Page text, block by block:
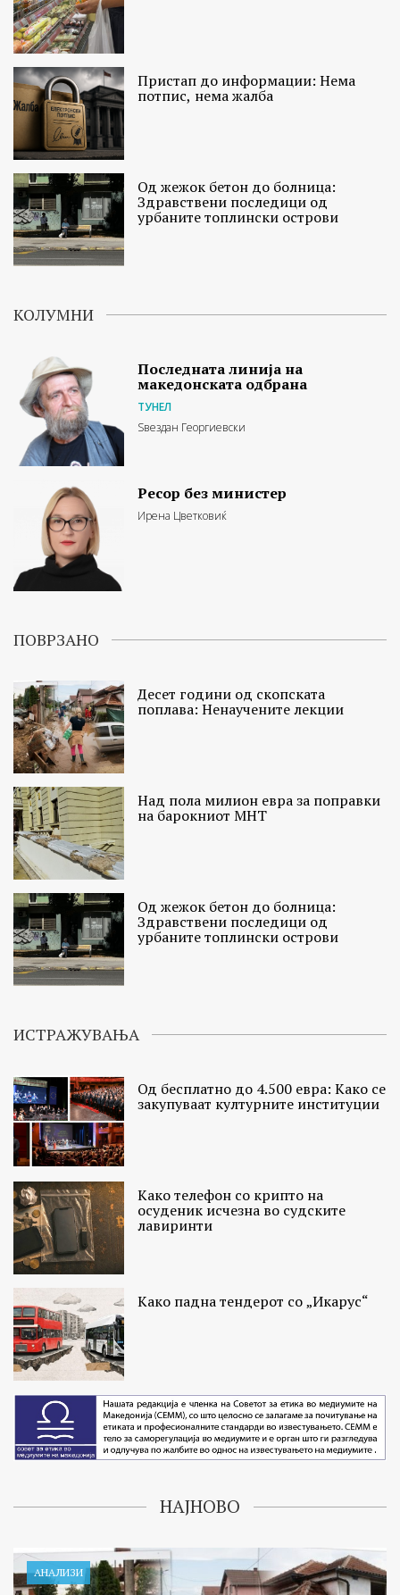
Пристап до информации: Нема
потпис, нема жалба
Од жежок бетон до болница:
Здравствени последици од
урбаните топлински острови
КОЛУМНИ
Последната линија на
македонската одбрана
ТУНЕЛ
Ѕвездан Георгиевски
Ресор без министер
Ирена Цветковиќ
ПОВРЗАНО
Десет години од скопската
поплава: Ненаучените лекции
Над пола милион евра за поправки
на барокниот МНТ
Од жежок бетон до болница:
Здравствени последици од
урбаните топлински острови
ИСТРАЖУВАЊА
Од бесплатно до 4.500 евра: Како се
закупуваат културните институции
Како телефон со крипто на
осуденик исчезна во судските
лавиринти
Како падна тендерот со „Икарус“
НАЈНОВО
АНАЛИЗИ